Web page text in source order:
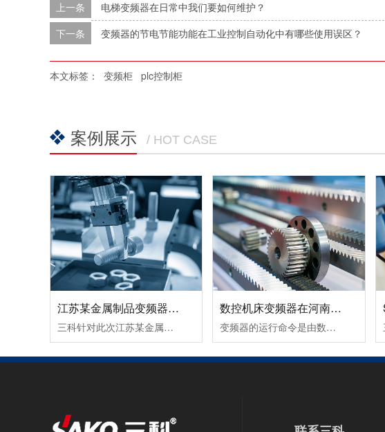
上一条
电梯变频器在日常中我们要如何维护？
下一条 变频器的节电节能功能在工业控制自动化中有哪些使用误区？
本文标签： 变频柜 plc控制柜
案例展示 / HOT CASE
江苏某金属制品变频器节能改造案例！
三科针对此次江苏某金属制品变频器节能改造案例除了采用变频调速让电机达到理想工作转速外，在提高球磨机的研磨效率所取得的节能效果也很好。由于球磨机在设计时，都考虑到保证电动机的最大输出转矩，而实际生产过程中，往往达不到最大输出转矩，电动机处于轻载（不满载）工作状态，其功率因数和效率都较低。这时可通......
数控机床变频器在河南数控设备中的应用案例！
变频器的运行命令是由数控系列发出运行指令，一个正转命令FWD（S1输入），一个反转命令REV（S2输入）。频率信号是由数控系统输出转速信号S(0～10VDC），从变频器AI2端子输入频率指令即可改变频器的频率，从而改变电机的转速。变频器输出故障信号（R1A，R1C）到数控系统，变频器报故障代码时，使机床控制系统停止工作。